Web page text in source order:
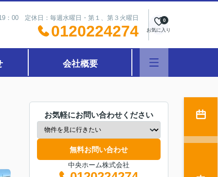
：00 定休日：毎週水曜日・第１、第３火曜日
0120224274 お気に入り
0
会社概要
お気軽にお問い合わせください
無料お問い合わせ
中央ホーム株式会社